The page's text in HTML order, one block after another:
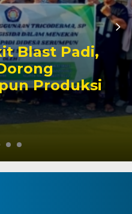
Blast Padi,
Produksi